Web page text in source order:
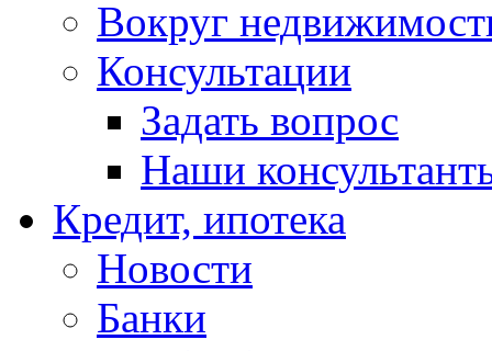
Вокруг
Консультации
Задать вопрос
Наши
Кредит, ипотека
Новости
Банки